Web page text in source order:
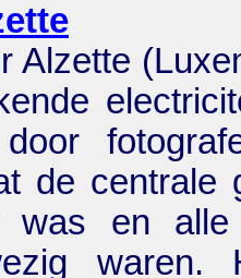
Alzette
de centrale
was en alle
waren.